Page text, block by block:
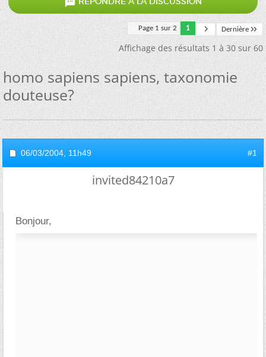
Page 1 sur 2 1 Dernière
Affichage des résultats 1 à 30 sur 60
homo sapiens sapiens, taxonomie
douteuse?
06/03/2004, 11h49 #1
invited84210a7
Bonjour,